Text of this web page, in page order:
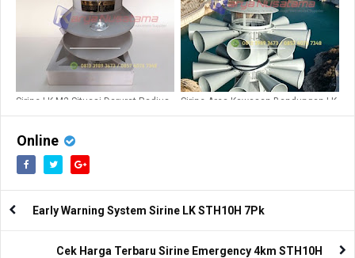
Sirine LK M2 Situasi Darurat Radius
Sirine Area Kawasan Bandungan LK
Online
Early Warning System Sirine LK STH10H 7Pk
Cek Harga Terbaru Sirine Emergency 4km STH10H